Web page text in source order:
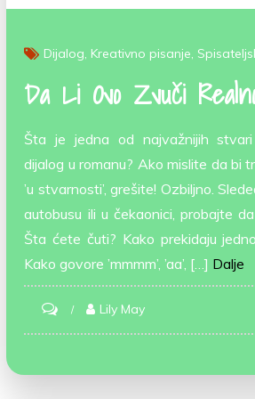
Dijalog Kreativno pisanje
Da Li Ovo Zvuči
Šta je jedna od najvažnijih
dijalog u romanu? Ako mislite da bi
’u stvarnosti’, grešite! Ozbiljno.
autobusu ili u čekaonici, probajte
Šta ćete čuti? Kako prekidaju
Kako govore ’mmmm’, ’aa’, […] Dalje
on
Da
Lily May